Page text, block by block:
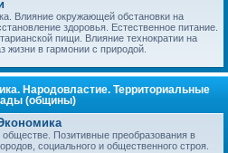
Влияние окружающей обстановки на
здоровья. Естественное питание.
пищи. Влияние технократии на
жизни в гармонии с природой.
Народовластие. Территориальные
(общины)
Позитивные преобразования в
социального и общественного строя.